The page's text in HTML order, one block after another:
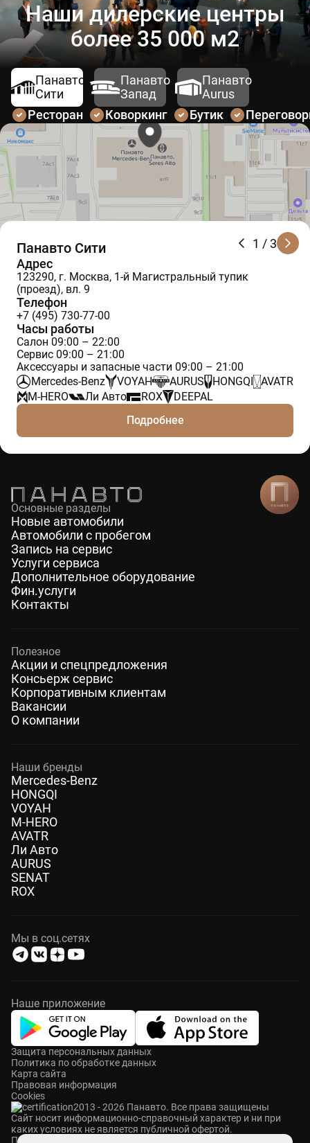
Наши дилерские центры
более 35 000 м2
Панавто
Сити
Панавто
Запад
Панавто
Aurus
Ресторан
Коворкинг Бутик
1 / 3
Панавто Сити
Адрес
123290, г. Москва, 1-й Магистральный тупик
(проезд), вл. 9
Телефон
+7 (495) 730-77-00
Часы работы
Салон 09:00 – 22:00
Сервис 09:00 – 21:00
Аксессуары и запасные части 09:00 – 21:00
Mercedes-Benz
VOYAH AURUS HONGQI
AVATR
M-HERO
Ли Авто ROX
DEEPAL
Подробнее
Основные разделы
Новые автомобили
Автомобили с пробегом
Запись на сервис
Услуги сервиса
Дополнительное оборудование
Фин.услуги
Контакты
Полезное
Акции и спецпредложения
Консьерж сервис
Корпоративным клиентам
Вакансии
О компании
Наши бренды
Mercedes-Benz
HONGQI
VOYAH
M-HERO
AVATR
Ли Авто
AURUS
SENAT
ROX
Мы в соц.сетях
Наше приложение
2013 - 2026 Панавто. Все права защищены
Cайт носит информационно-справочный характер и ни при
каких условиях не является публичной офертой.
Защита персональных данных
Политика по обработке данных
Карта сайта
Правовая информация
Cookies
ПАНАВТО — сеть премиальных автосалонов в Москве. Мы